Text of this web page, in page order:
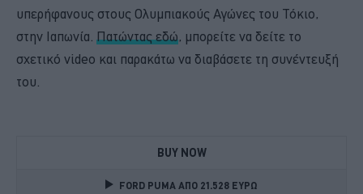
υπερήφανους στους Ολυμπιακούς Αγώνες του Τόκιο,
στην Ιαπωνία. Πατώντας εδώ, μπορείτε να δείτε το
σχετικό video και παρακάτω να διαβάσετε τη συνέντευξή
του.
BUY NOW
FORD PUMA ΑΠΟ 21.528 ΕΥΡΩ